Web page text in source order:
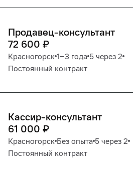
Продавец-консультант
72 600 ₽
Красногорск 1‒3 года 5 через 2
Постоянный контракт
Кассир-консультант
61 000 ₽
Красногорск Без опыта 5 через 2
Постоянный контракт